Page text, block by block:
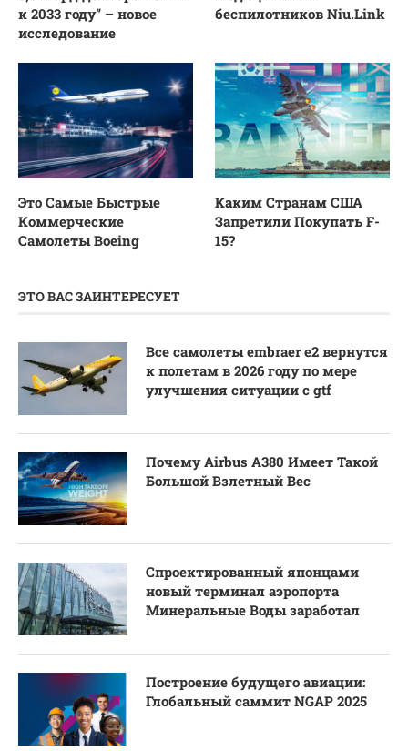
к 2033 году” – новое
исследование
беспилотников Niu.Link
Это Самые Быстрые
Коммерческие
Самолеты Boeing
Каким Странам США
Запретили Покупать F-
15?
ЭТО ВАС ЗАИНТЕРЕСУЕТ
Все самолеты embraer e2 вернутся
к полетам в 2026 году по мере
улучшения ситуации с gtf
Почему Airbus A380 Имеет Такой
Большой Взлетный Вес
Спроектированный японцами
новый терминал аэропорта
Минеральные Воды заработал
Построение будущего авиации:
Глобальный саммит NGAP 2025